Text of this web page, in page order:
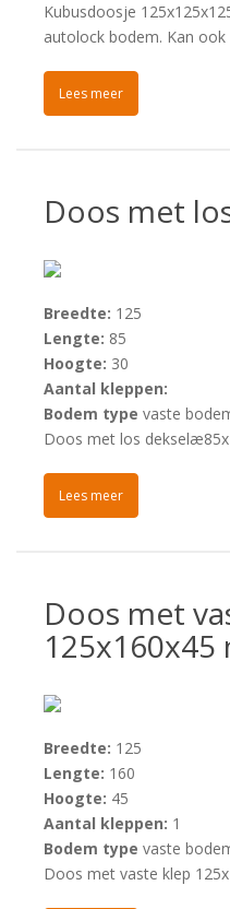
Kubusdoosje
autolock bodem. Kan ook
Lees meer
Doos met
Breedte: 125
Lengte: 85
Hoogte: 30
Aantal kleppen:
Bodem type vaste
Doos met los
Lees meer
Doos met
125x160x45
Breedte: 125
Lengte: 160
Hoogte: 45
Aantal kleppen: 1
Bodem type vaste
Doos met vaste klep